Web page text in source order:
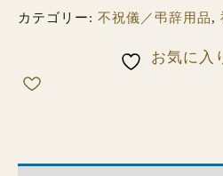
カテゴリー: 不祝儀／弔辞用品,
お気に入